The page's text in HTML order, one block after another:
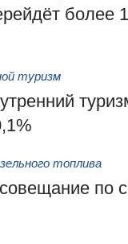
более
туризм
топлива
по